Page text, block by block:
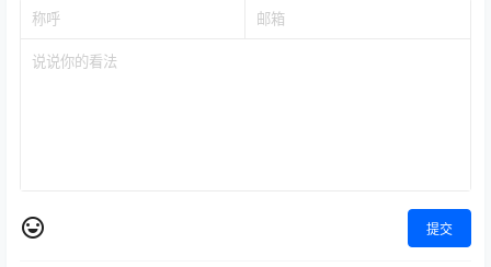
提交